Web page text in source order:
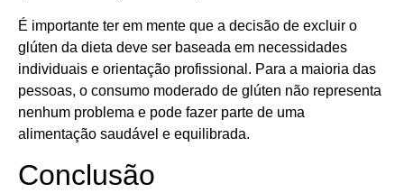
É importante ter em mente que a decisão de excluir o
glúten da dieta deve ser baseada em necessidades
individuais e orientação profissional. Para a maioria das
pessoas, o consumo moderado de glúten não representa
nenhum problema e pode fazer parte de uma
alimentação saudável e equilibrada.
Conclusão